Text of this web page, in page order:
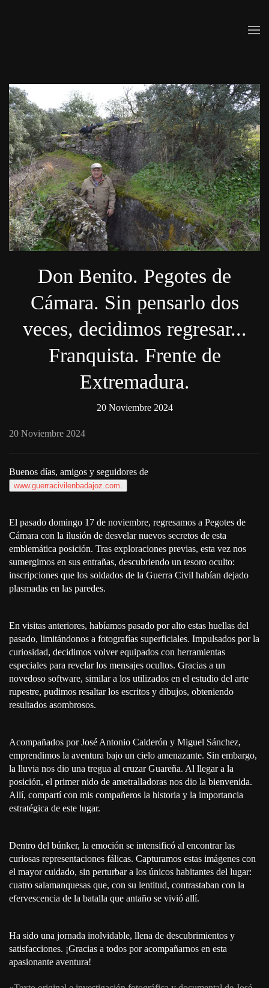
Don Benito. Pegotes de
Cámara. Sin pensarlo dos
veces, decidimos regresar...
Franquista. Frente de
Extremadura.
20 Noviembre 2024
20 Noviembre 2024
Buenos días, amigos y seguidores de
www.guerracivilenbadajoz.com
El pasado domingo 17 de noviembre, regresamos a Pegotes de
Cámara con la ilusión de desvelar nuevos secretos de esta
emblemática posición. Tras exploraciones previas, esta vez nos
sumergimos en sus entrañas, descubriendo un tesoro oculto:
inscripciones que los soldados de la Guerra Civil habían dejado
plasmadas en las paredes.
En visitas anteriores, habíamos pasado por alto estas huellas del
pasado, limitándonos a fotografías superficiales. Impulsados por la
curiosidad, decidimos volver equipados con herramientas
especiales para revelar los mensajes ocultos. Gracias a un
novedoso software, similar a los utilizados en el estudio del arte
rupestre, pudimos resaltar los escritos y dibujos, obteniendo
resultados asombrosos.
Acompañados por José Antonio Calderón y Miguel Sánchez,
emprendimos la aventura bajo un cielo amenazante. Sin embargo,
la lluvia nos dio una tregua al cruzar Guareña. Al llegar a la
posición, el primer nido de ametralladoras nos dio la bienvenida.
Allí, compartí con mis compañeros la historia y la importancia
estratégica de este lugar.
Dentro del búnker, la emoción se intensificó al encontrar las
curiosas representaciones fálicas. Capturamos estas imágenes con
el mayor cuidado, sin perturbar a los únicos habitantes del lugar:
cuatro salamanquesas que, con su lentitud, contrastaban con la
efervescencia de la batalla que antaño se vivió allí.
Ha sido una jornada inolvidable, llena de descubrimientos y
satisfacciones. ¡Gracias a todos por acompañarnos en esta
apasionante aventura!